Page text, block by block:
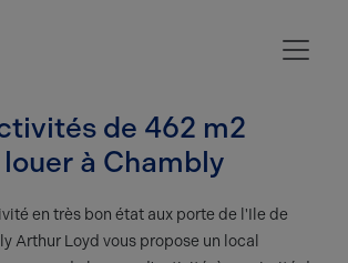
de 462 m2
à Chambly
en très bon état aux porte de l'Ile de
Arthur Loyd vous propose un local